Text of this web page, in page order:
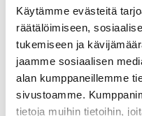
Käytämme evästeitä
räätälöimiseen,
tukemiseen ja
jaamme sosiaalisen
alan kumppaneillemme
sivustoamme.
tietoja muihin tietoihin,
Reuna-,